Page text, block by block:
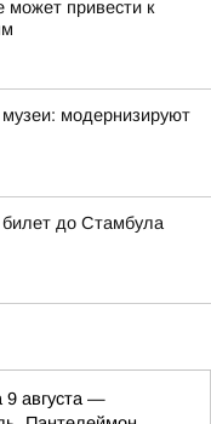
может привести к
модернизируют
до Стамбула
9 aвгуcтa —